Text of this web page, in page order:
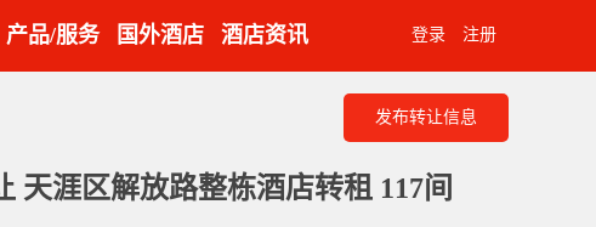
产品/服务 国外酒店 酒店资讯 登录 注册
发布转让信息
天涯区解放路整栋酒店转租 117间